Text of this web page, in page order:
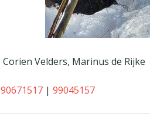
Corien Velders, Marinus de Rijke
90671517 | 99045157